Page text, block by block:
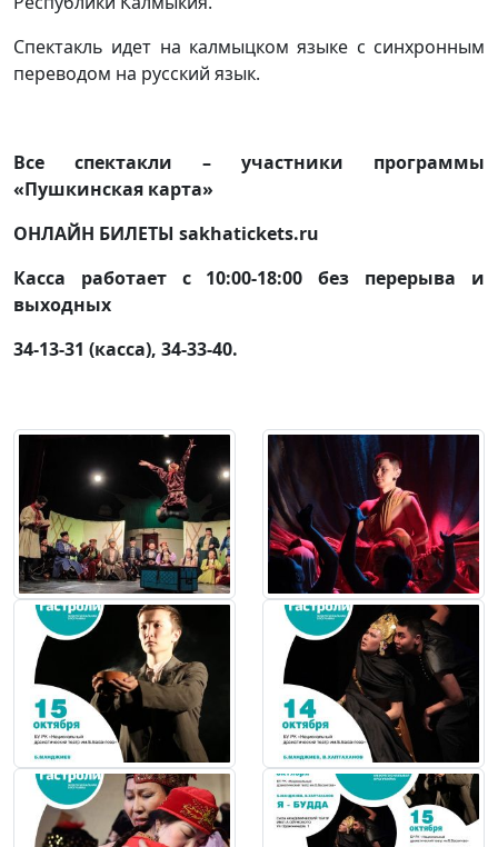
Спектакль идет на калмыцком языке с синхронным
переводом на русский язык.
Все спектакли – участники программы
«Пушкинская карта»
ОНЛАЙН БИЛЕТЫ sakhatickets.ru
Касса работает с 10:00-18:00 без перерыва и
выходных
34-13-31 (касса), 34-33-40.